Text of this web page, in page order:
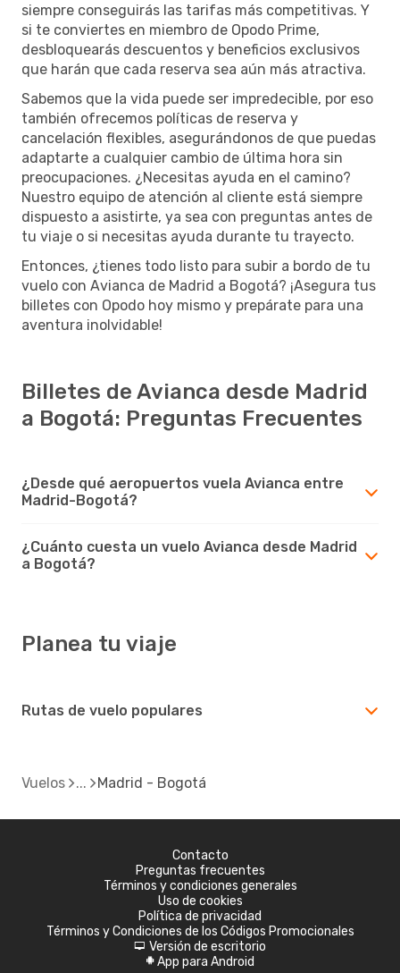
siempre conseguirás las tarifas más competitivas. Y
si te conviertes en miembro de Opodo Prime,
desbloquearás descuentos y beneficios exclusivos
que harán que cada reserva sea aún más atractiva.
Sabemos que la vida puede ser impredecible, por eso
también ofrecemos políticas de reserva y
cancelación flexibles, asegurándonos de que puedas
adaptarte a cualquier cambio de última hora sin
preocupaciones. ¿Necesitas ayuda en el camino?
Nuestro equipo de atención al cliente está siempre
dispuesto a asistirte, ya sea con preguntas antes de
tu viaje o si necesitas ayuda durante tu trayecto.
Entonces, ¿tienes todo listo para subir a bordo de tu
vuelo con Avianca de Madrid a Bogotá? ¡Asegura tus
billetes con Opodo hoy mismo y prepárate para una
aventura inolvidable!
Billetes de Avianca desde Madrid
a Bogotá: Preguntas Frecuentes
¿Desde qué aeropuertos vuela Avianca entre
Madrid-Bogotá?
¿Cuánto cuesta un vuelo Avianca desde Madrid
a Bogotá?
Planea tu viaje
Rutas de vuelo populares
Vuelos Madrid - Bogotá
Contacto
Preguntas frecuentes
Términos y condiciones generales
Uso de cookies
Política de privacidad
Términos y Condiciones de los Códigos Promocionales
d Versión de escritorio
A App para Android